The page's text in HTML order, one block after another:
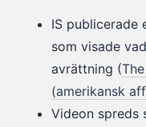
IS publicerade
som visade
avrättning (
(amerikansk
Videon spreds